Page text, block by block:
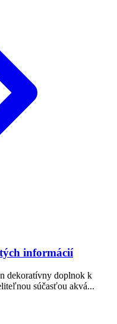
informácií
dekoratívny doplnok k
súčasťou akvá...